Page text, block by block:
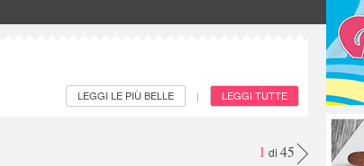
LEGGI LE PIÙ BELLE | LEGGI TUTTE
1 di 45